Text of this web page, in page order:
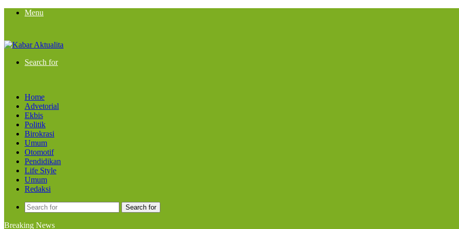
Menu
Search for
Home
Advetorial
Ekbis
Politik
Birokrasi
Umum
Otomotif
Pendidikan
Life Style
Umum
Redaksi
Search for
Breaking News